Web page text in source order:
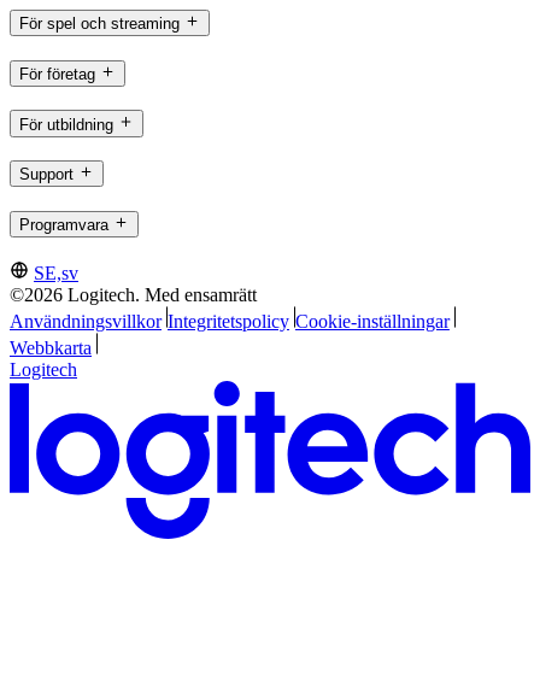
För spel och streaming
För företag
För utbildning
Support
Programvara
SE,sv
©2026 Logitech. Med ensamrätt
Användningsvillkor Integritetspolicy Cookie-inställningar
Webbkarta
Logitech